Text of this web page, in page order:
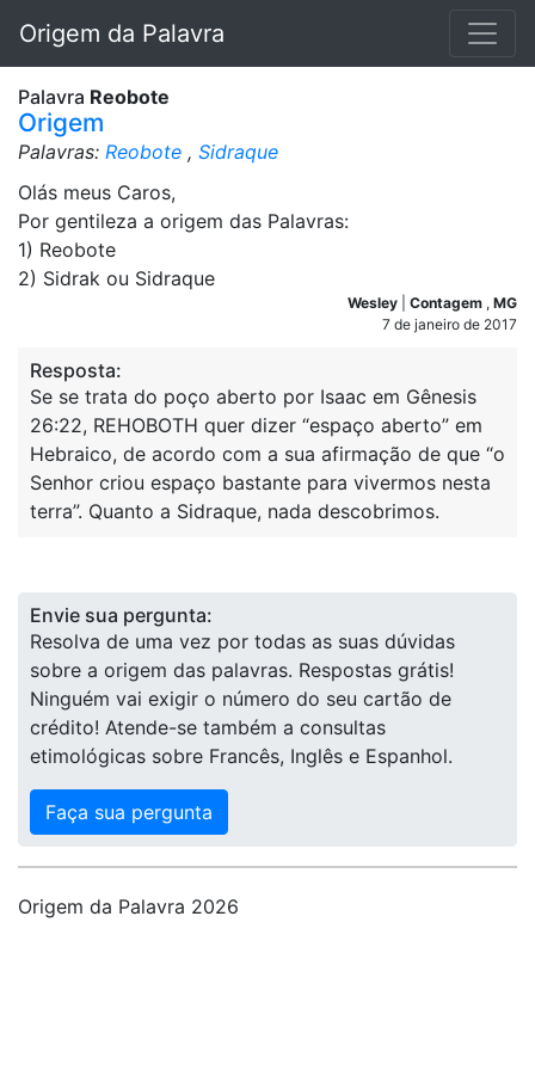
Origem da Palavra
Palavra Reobote
Origem
Palavras: Reobote , Sidraque
Olás meus Caros,
Por gentileza a origem das Palavras:
1) Reobote
2) Sidrak ou Sidraque
Wesley Contagem , MG
7 de janeiro de 2017
Resposta:
Se se trata do poço aberto por Isaac em Gênesis
26:22, REHOBOTH quer dizer “espaço aberto” em
Hebraico, de acordo com a sua afirmação de que “o
Senhor criou espaço bastante para vivermos nesta
terra”. Quanto a Sidraque, nada descobrimos.
Envie sua pergunta:
Resolva de uma vez por todas as suas dúvidas
sobre a origem das palavras. Respostas grátis!
Ninguém vai exigir o número do seu cartão de
crédito! Atende-se também a consultas
etimológicas sobre Francês, Inglês e Espanhol.
Faça sua pergunta
Origem da Palavra 2026